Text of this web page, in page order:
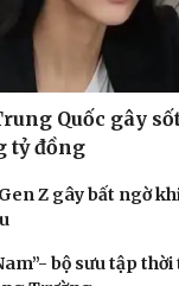
Quốc gây
tỷ đồng
Z gây bất ngờ
bộ sưu tập